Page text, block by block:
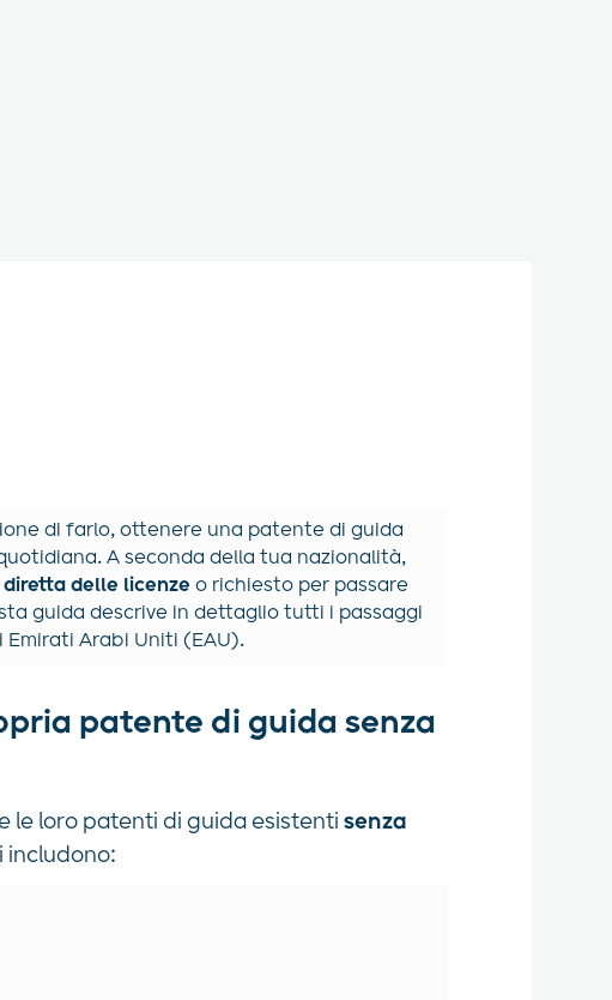
di farlo, ottenere una patente di guida
A seconda della tua nazionalità,
delle licenze o richiesto per passare
guida descrive in dettaglio tutti i passaggi
Arabi Uniti (EAU).
patente di guida senza
le loro patenti di guida esistentisenza
includono: